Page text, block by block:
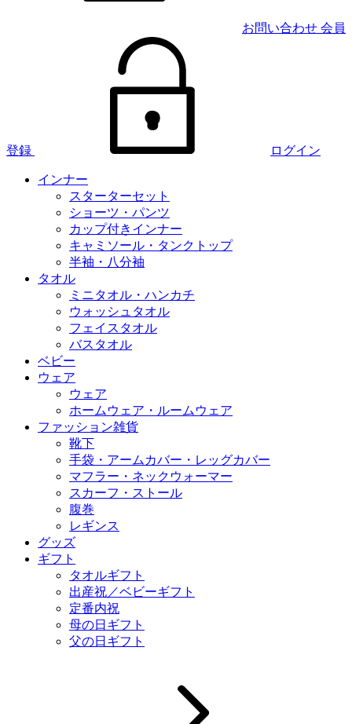
お問い合わせ 会員
登録 ログイン
インナー
スターターセット
ショーツ・パンツ
カップ付きインナー
キャミソール・タンクトップ
半袖・八分袖
タオル
ミニタオル・ハンカチ
ウォッシュタオル
フェイスタオル
バスタオル
ベビー
ウェア
ウェア
ホームウェア・ルームウェア
ファッション雑貨
靴下
手袋・アームカバー・レッグカバー
マフラー・ネックウォーマー
スカーフ・ストール
腹巻
レギンス
グッズ
ギフト
タオルギフト
出産祝／ベビーギフト
定番内祝
母の日ギフト
父の日ギフト